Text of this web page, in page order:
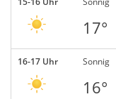
17°
16-17 Uhr Sonnig
16°